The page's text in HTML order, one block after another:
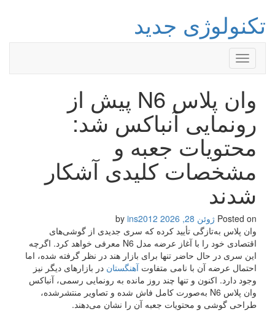
تکنولوژی جدید
Toggle
navigation
وان پلاس N6 پیش از
رونمایی آنباکس شد:
محتویات جعبه و
مشخصات کلیدی آشکار
شدند
Posted on ژوئن 28, 2026
ins2012
وان پلاس به‌تازگی تأیید کرده که سری جدیدی از گوشی‌های
اقتصادی خود را با آغاز عرضه مدل N6 معرفی خواهد کرد. اگرچه
این سری در حال حاضر تنها برای بازار هند در نظر گرفته شده، اما
احتمال عرضه آن با نامی متفاوتآهنگستان در بازارهای دیگر نیز
وجود دارد. اکنون و تنها چند روز مانده به رونمایی رسمی، آنباکس
وان پلاس N6 به‌صورت کامل فاش شده و تصاویر منتشرشده،
طراحی گوشی و محتویات جعبه آن را نشان می‌دهند.